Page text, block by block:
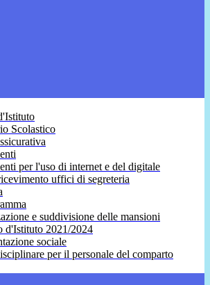
Scolastico
per l'uso di internet e del digitale
uffici di segreteria
e suddivisione delle mansioni
d'Istituto 2021/2024
sociale
per il personale del comparto